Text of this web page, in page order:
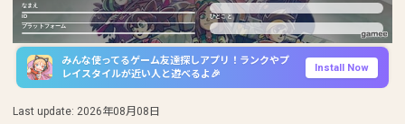
なまえ
ID
プラットフォーム
ひとこと
みんな使ってるゲーム友達探しアプリ！ランクやプ
レイスタイルが近い人と遊べるよ🎉
Install Now
Last update: 2026年08月08日